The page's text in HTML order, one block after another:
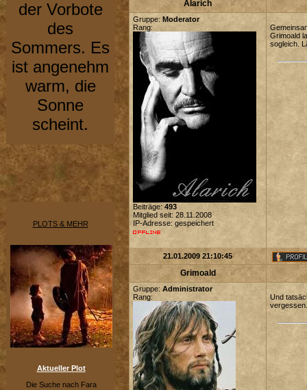
der Vorbote
des
Sommers. Es
ist angenehm
warm, die
Sonne
scheint.
PLOTS & MEHR
Aktueller Plot
Die Suche nach Fara
Alarich
Gruppe: Moderator
Rang:
Beiträge: 493
Mitglied seit: 28.11.2008
IP-Adresse: gespeichert
Grimoald
sogleich.
21.01.2009 21:10:45
Grimoald
Gruppe: Administrator
Rang:
Und